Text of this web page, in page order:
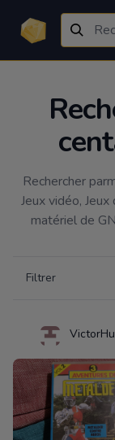
Rechercher
Jeux vidéo,
matériel de
Filtrer